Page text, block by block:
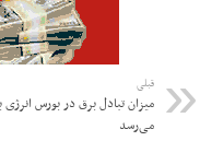
قبلی
می‌رسد